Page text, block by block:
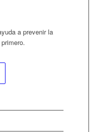
a prevenir la